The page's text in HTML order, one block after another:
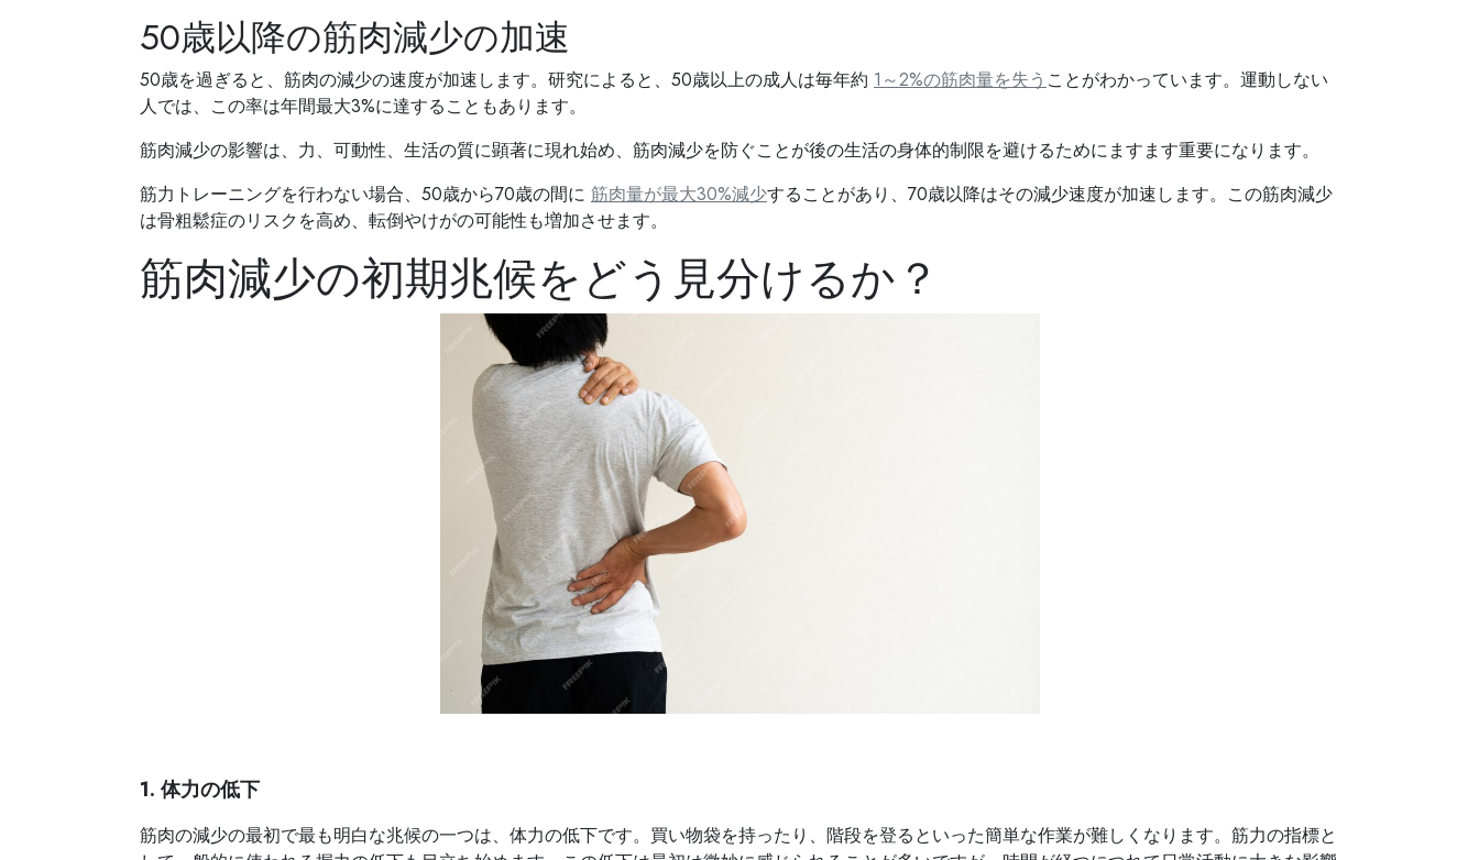
50歳以降の筋肉減少の加速
50歳を過ぎると、筋肉の減少の速度が加速します。研究によると、50歳以上の成人は毎年約​ 1～2%の筋肉量を失う ことがわかっています。運動しない
人では、この率は年間最大3%に達することもあります。
筋肉減少の影響は、力、可動性、生活の質に顕著に現れ始め、筋肉減少を防ぐことが後の生活の身体的制限を避けるためにますます重要になります。
筋力トレーニングを行わない場合、50歳から70歳の間に​ 筋肉量が最大30%減少することがあり、70歳以降はその減少速度が加速します。この筋肉減少
は骨粗鬆症のリスクを高め、転倒やけがの可能性も増加させます。
筋肉減少の初期兆候をどう見分けるか？
1. 体力の低下
筋肉の減少の最初で最も明白な兆候の一つは、体力の低下です。買い物袋を持ったり、階段を登るといった簡単な作業が難しくなります。筋力の指標と